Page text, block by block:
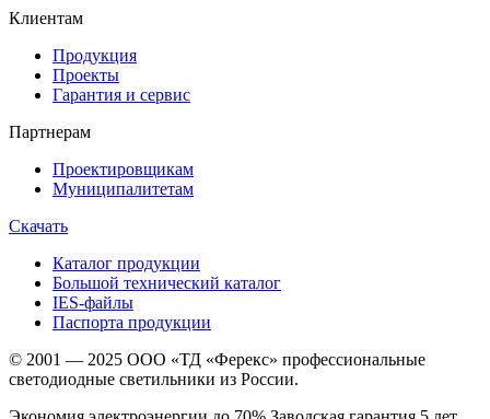
Клиентам
Продукция
Проекты
Гарантия и сервис
Партнерам
Проектировщикам
Муниципалитетам
Скачать
Каталог продукции
Большой технический каталог
IES-файлы
Паспорта продукции
© 2001 — 2025 ООО «ТД «Ферекс» профессиональные
светодиодные светильники из России.